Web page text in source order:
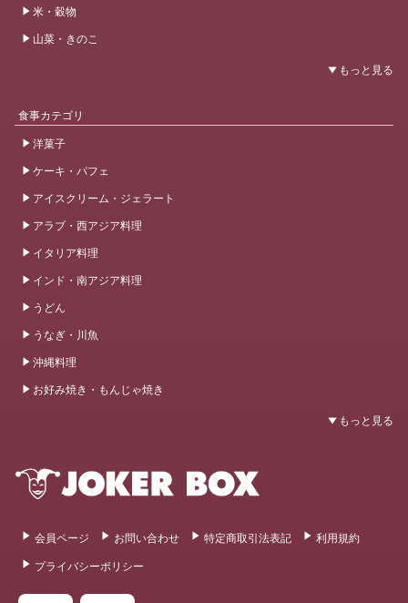
米・穀物
山菜・きのこ
食事カテゴリ
洋菓子
ケーキ・パフェ
アイスクリーム・ジェラート
アラブ・西アジア料理
イタリア料理
インド・南アジア料理
うどん
うなぎ・川魚
沖縄料理
お好み焼き・もんじゃ焼き
会員ページ お問い合わせ 特定商取引法表記
利用規約
プライバシーポリシー